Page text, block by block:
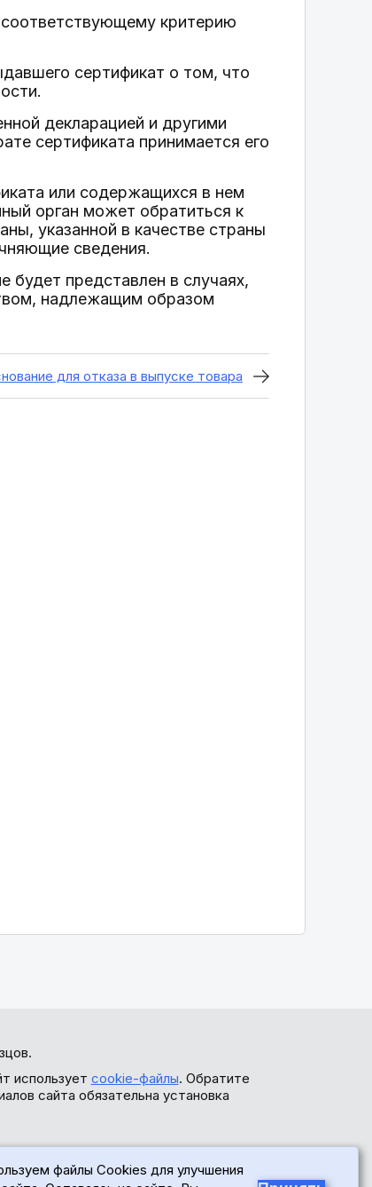
соответствующему критерию
сертификат о том, что
декларацией и другими
сертификата принимается его
или содержащихся в нем
орган может обратиться к
указанной в качестве страны
сведения.
будет представлен в случаях,
надлежащим образом
для отказа в выпуске товара
использует cookie-файлы. Обратите
сайта обязательна установка
файлы Cookies для улучшения